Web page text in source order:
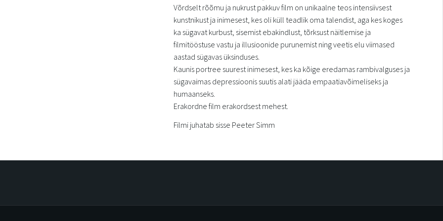
Võrdselt rõõmu ja nukrust pakkuv film on unikaalne teos intensiivsest
kunstnikust ja inimesest, kes oli küll teadlik oma talendist, aga kes koges
ka sügavat kurbust, sisemist ebakindlust, tõrksust näitlemise ja
filmitööstuse vastu ja illusioonide purunemist ning veetis elu viimased
aastad sügavas üksinduses.
Kaunis portree suurest inimesest, kes ka kõige eredamas rambivalguses ja
sügavaimas depressioonis suutis alati jääda empaatiavõimeliseks ja
humaanseks.
Erakordne film erakordsest mehest.
Filmi juhatab sisse Peeter Simm